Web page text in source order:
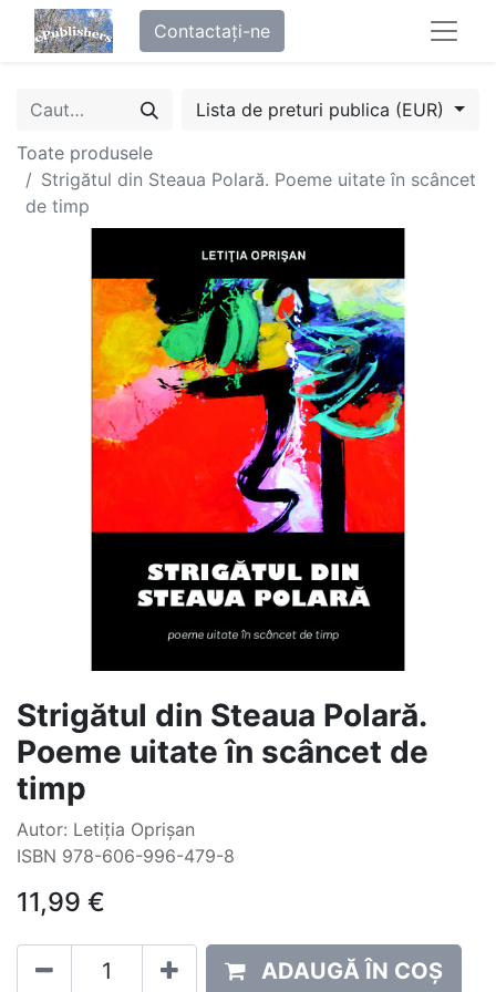
Contactați-ne
Lista de preturi publica (EUR)
Toate produsele
Strigătul din Steaua Polară. Poeme uitate în scâncet
de timp
Strigătul din Steaua Polară.
Poeme uitate în scâncet de
timp
Autor: Letiția Oprișan
ISBN 978-606-996-479-8
11,99 €
ADAUGĂ ÎN COȘ